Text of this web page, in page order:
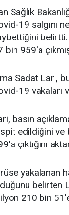
Sağlık
19 salgını
belirtti.
bin 959'a
Sadat Lari,
19 vakaları
basın
edildiğini ve
çıktığını
yakalanan
belirten
210 bin